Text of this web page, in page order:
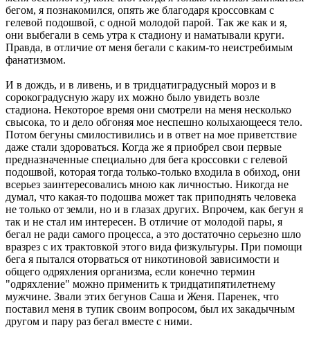
бегом, я познакомился, опять же благодаря кроссовкам с
гелевой подошвой, с одной молодой парой. Так же как и я,
они выбегали в семь утра к стадиону и наматывали круги.
Правда, в отличие от меня бегали с каким-то неистребимым
фанатизмом.
И в дождь, и в ливень, и в тридцатиградусный мороз и в
сорокоградусную жару их можно было увидеть возле
стадиона. Некоторое время они смотрели на меня несколько
свысока, то и дело обгоняя мое неспешно колыхающееся тело.
Потом бегуны смилостивились и в ответ на мое приветствие
даже стали здороваться. Когда же я приобрел свои первые
предназначенные специально для бега кроссовки с гелевой
подошвой, которая тогда только-только входила в обиход, они
всерьез заинтересовались мною как личностью. Никогда не
думал, что какая-то подошва может так приподнять человека
не только от земли, но и в глазах других. Впрочем, как бегун я
так и не стал им интересен. В отличие от молодой пары, я
бегал не ради самого процесса, а это достаточно серьезно шло
вразрез с их трактовкой этого вида физкультуры. При помощи
бега я пытался оторваться от никотиновой зависимости и
общего одряхления организма, если конечно термин
"одряхление" можно применить к тридцатипятилетнему
мужчине. Звали этих бегунов Саша и Женя. Паренек, что
поставил меня в тупик своим вопросом, был их закадычным
другом и пару раз бегал вместе с ними.